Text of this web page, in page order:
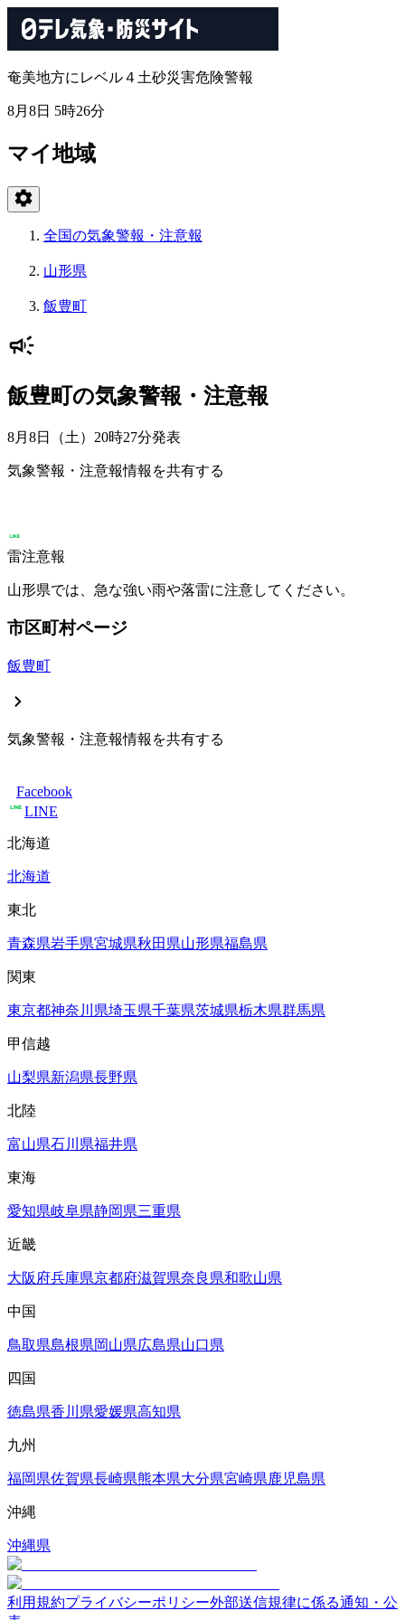
奄美地方にレベル４土砂災害危険警報
8月8日 5時26分
マイ地域
全国の気象警報・注意報
山形県
飯豊町
飯豊町の気象警報・注意報
8月8日（土）20時27分発表
気象警報・注意報情報を共有する
雷注意報
山形県では、急な強い雨や落雷に注意してください。
市区町村ページ
飯豊町
気象警報・注意報情報を共有する
Facebook
LINE
北海道
北海道
東北
青森県岩手県宮城県秋田県山形県福島県
関東
東京都神奈川県埼玉県千葉県茨城県栃木県群馬県
甲信越
山梨県新潟県長野県
北陸
富山県石川県福井県
東海
愛知県岐阜県静岡県三重県
近畿
大阪府兵庫県京都府滋賀県奈良県和歌山県
中国
鳥取県島根県岡山県広島県山口県
四国
徳島県香川県愛媛県高知県
九州
福岡県佐賀県長崎県熊本県大分県宮崎県鹿児島県
沖縄
沖縄県
利用規約プライバシーポリシー外部送信規律に係る通知・公